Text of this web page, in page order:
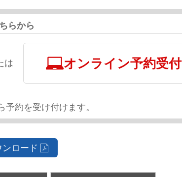
らから
は オンライン予約受付
約を受け付けます。
ロード